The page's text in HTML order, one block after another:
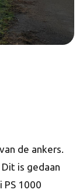
de ankers.
is gedaan
1000